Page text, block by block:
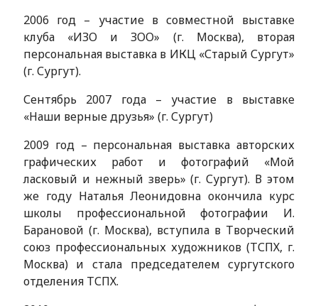
2006 год – участие в совместной выставке
клуба «ИЗО и ЗОО» (г. Москва), вторая
персональная выставка в ИКЦ «Старый Сургут»
(г. Сургут).
Сентябрь 2007 года – участие в выставке
«Наши верные друзья» (г. Сургут)
2009 год – персональная выставка авторских
графических работ и фотографий «Мой
ласковый и нежный зверь» (г. Сургут). В этом
же году Наталья Леонидовна окончила курс
школы профессиональной фотографии И.
Барановой (г. Москва), вступила в Творческий
союз профессиональных художников (ТСПХ, г.
Москва) и стала председателем сургутского
отделения ТСПХ.